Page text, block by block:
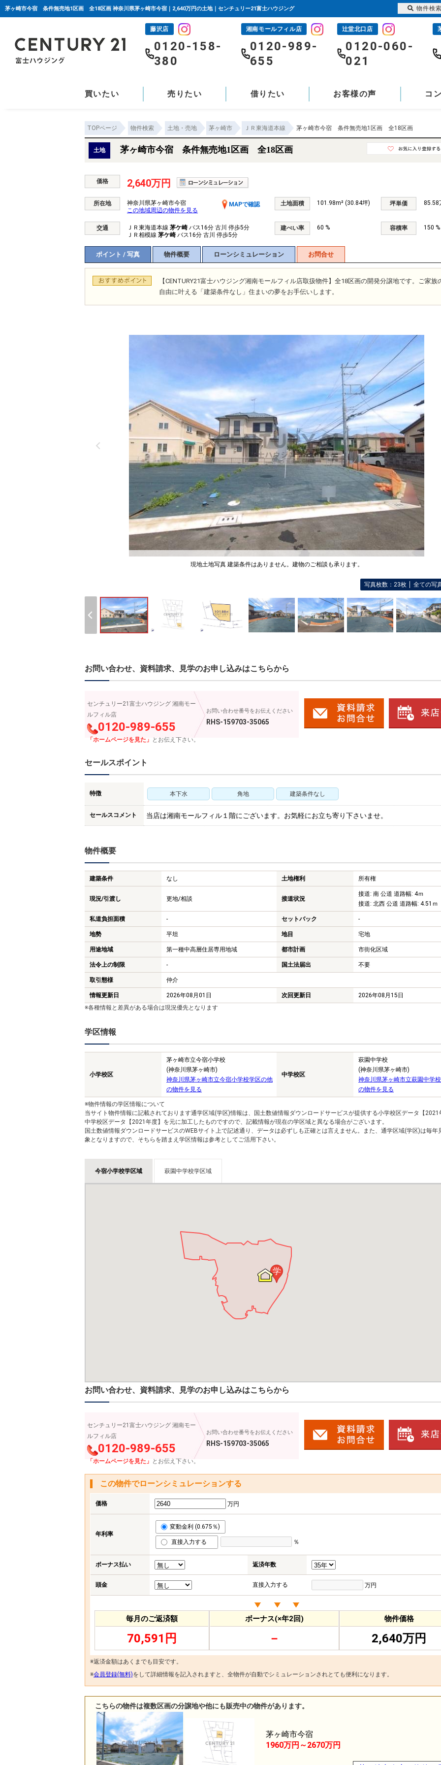
茅ヶ崎市今宿 条件無売地1区画 全18区画 神奈川県茅ヶ崎市今宿｜2,640万円の土地｜センチュリー21富士ハウジング
藤沢店
0120-158-
380
湘南モールフィル店
0120-989-
655
辻堂北口店
0120-060-
021
買いたい 売りたい 借りたい お客様の声 コ
TOPページ 物件検索 土地・売地 茅ヶ崎市 ＪＲ東海道本線 茅ヶ崎市今宿 条件無売地1区画 全18区画
土地 茅ヶ崎市今宿 条件無売地1区画 全18区画
価格 2,640万円
所在地 神奈川県茅ヶ崎市今宿
MAPで確認
この地域周辺の物件を見る
土地面積 101.98m² (30.84坪) 坪単価 85.58
交通 ＪＲ東海道本線 茅ケ崎 バス16分 古川 停歩5分
ＪＲ相模線 茅ケ崎 バス16分 古川 停歩5分
建ぺい率 60 % 容積率 150 %
ポイント / 写真 物件概要 ローンシミュレーション お問合せ
【CENTURY21富士ハウジング湘南モールフィル店取扱物件】全18区画の開発分譲地です。ご家族
自由に叶える「建築条件なし」住まいの夢をお手伝いします。
現地土地写真 建築条件はありません。建物のご相談も承ります。
写真枚数：23枚 全ての写
お問い合わせ、資料請求、見学のお申し込みはこちらから
センチュリー21富士ハウジング 湘南モー
ルフィル店
0120-989-655
「ホームページを見た」 とお伝え下さい。
お問い合わせ番号をお伝えください
RHS-159703-35065
セールスポイント
特徴 本下水 角地 建築条件なし
セールスコメント 当店は湘南モールフィル１階にございます。お気軽にお立ち寄り下さいませ。
物件概要
建築条件 なし 土地権利 所有権
現況/引渡し 更地/相談 接道状況
接道: 南 公道 道路幅: 4ｍ
接道: 北西 公道 道路幅: 4.51ｍ
私道負担面積 - セットバック -
地勢 平坦 地目 宅地
用途地域 第一種中高層住居専用地域 都市計画 市街化区域
法令上の制限 - 国土法届出 不要
取引態様 仲介
情報更新日 2026年08月01日 次回更新日
2026年08月15日
※各種情報と差異がある場合は現況優先となります
学区情報
小学校区
茅ヶ崎市立今宿小学校
(神奈川県茅ヶ崎市)
神奈川県茅ヶ崎市立今宿小学校学区の他
の物件を見る
中学校区
萩園中学校
(神奈川県茅ヶ崎市)
神奈川県茅ヶ崎市立萩園中学
の物件を見る
※物件情報の学区情報について
当サイト物件情報に記載されております通学区域(学区)情報は、国土数値情報ダウンロードサービスが提供する小学校区データ【2021
中学校区データ【2021年度】を元に加工したものですので、記載情報が現在の学区域と異なる場合がございます。
国土数値情報ダウンロードサービスのWEBサイト上で記述通り、データは必ずしも正確とは言えません。また、通学区域(学区)は毎年
象となりますので、そちらを踏まえ学区情報は参考としてご活用下さい。
今宿小学校学区域 萩園中学校学区域
学
お問い合わせ、資料請求、見学のお申し込みはこちらから
センチュリー21富士ハウジング 湘南モー
ルフィル店
0120-989-655
「ホームページを見た」 とお伝え下さい。
お問い合わせ番号をお伝えください
RHS-159703-35065
この物件でローンシミュレーションする
価格 万円
年利率
変動金利 (0.675％)
直接入力する ％
ボーナス払い 返済年数
頭金 直接入力する 万円
毎月のご返済額
70,591円
ボーナス(×年2回)
－
物件価格
2,640万円
※返済金額はあくまでも目安です。
※会員登録(無料)をして詳細情報を記入されますと、全物件が自動でシミュレーションされとても便利になります。
こちらの物件は複数区画の分譲地や他にも販売中の物件があります。
茅ヶ崎市今宿
1960万円～2670万円
物件検